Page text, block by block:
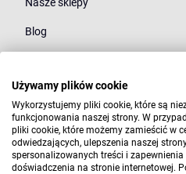
Blog
Młodzież
Styl
Marki
Używamy plików cookie
Wykorzystujemy pliki cookie, które są
funkcjonowania naszej strony. W
pliki cookie, które możemy zamieścić w
odwiedzających, ulepszenia naszej
spersonalizowanych treści i
doświadczenia na stronie internetowej.